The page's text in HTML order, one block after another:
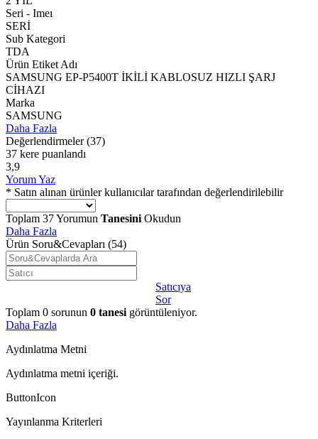
Seri - Imeı
SERİ
Sub Kategori
TDA
Ürün Etiket Adı
SAMSUNG EP-P5400T İKİLİ KABLOSUZ HIZLI ŞARJ
CİHAZI
Marka
SAMSUNG
Daha Fazla
Değerlendirmeler (37)
37 kere puanlandı
3,9
Yorum Yaz
* Satın alınan ürünler kullanıcılar tarafından değerlendirilebilir
Toplam 37Yorumun Tanesini Okudun
Daha Fazla
Ürün Soru&Cevapları (54)
Satıcıya
Sor
Toplam 0 sorunun 0 tanesi görüntüleniyor.
Daha Fazla
Aydınlatma Metni
Aydınlatma metni içeriği.
ButtonIcon
Yayınlanma Kriterleri